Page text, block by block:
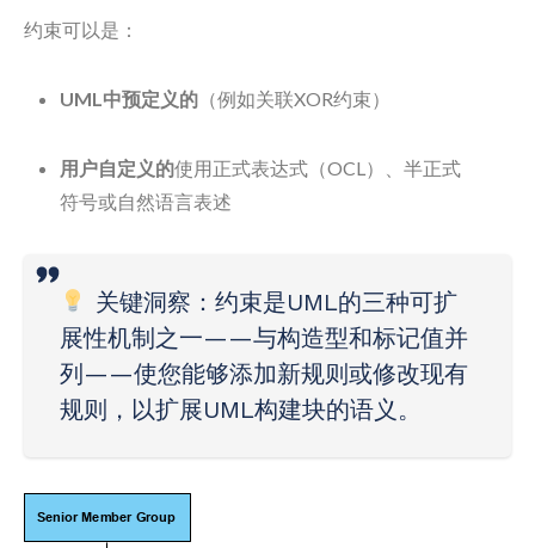
约束可以是：
UML中预定义的 （例如关联XOR约束）
用户自定义的使用正式表达式（OCL）、半正式
符号或自然语言表述
关键洞察 ：约束是UML的三种可扩
展性机制之一——与构造型和标记值并
列——使您能够添加新规则或修改现有
规则，以扩展UML构建块的语义。